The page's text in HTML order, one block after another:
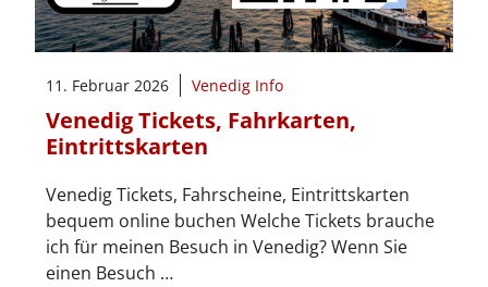
11. Februar 2026 Venedig Info
Venedig Tickets, Fahrkarten,
Eintrittskarten
Venedig Tickets, Fahrscheine, Eintrittskarten
bequem online buchen Welche Tickets brauche
ich für meinen Besuch in Venedig? Wenn Sie
einen Besuch …